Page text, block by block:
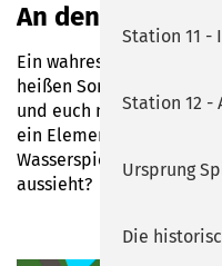
An den
Ein wahres Paradies für
heißen Sommertagen
und euch nach
ein Element, das Kinder
Wasserspielplatz wie ein
aussieht?
Station 11 -
Station 12 -
Ursprung
Die